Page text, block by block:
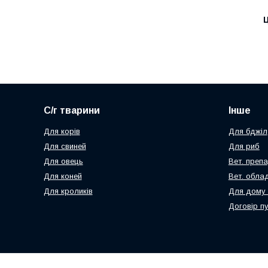
С/г тварини
Для корів
Для свиней
Для овець
Для коней
Для кроликів
Інше
Для бджіл
Для риб
Вет.
Вет.
Для дому
Договір